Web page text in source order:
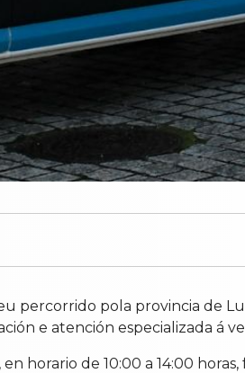
percorrido pola provincia de
e atención especializada á
horario de 10:00 a 14:00